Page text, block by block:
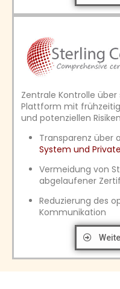
Zentrale Kontrolle
Plattform mit
und potenziellen
Transparenz über
System und
Vermeidung von
abgelaufener
Reduzierung des
Kommunikation